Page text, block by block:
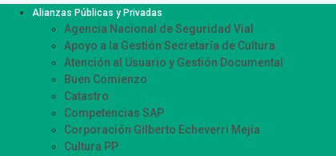
Alianzas Públicas y Privadas
Agencia Nacional de Seguridad Vial
Apoyo a la Gestión Secretaría de Cultura
Atención al Usuario y Gestión Documental
Buen Comienzo
Catastro
Competencias SAP
Corporación Gilberto Echeverri Mejía
Cultura PP